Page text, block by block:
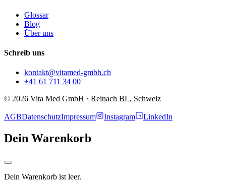
Glossar
Blog
Über uns
Schreib uns
kontakt@vitamed-gmbh.ch
+41 61 711 34 00
© 2026 Vita Med GmbH · Reinach BL, Schweiz
AGBDatenschutzImpressum Instagram LinkedIn
Dein Warenkorb
Dein Warenkorb ist leer.